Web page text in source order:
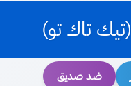
ضد صديق